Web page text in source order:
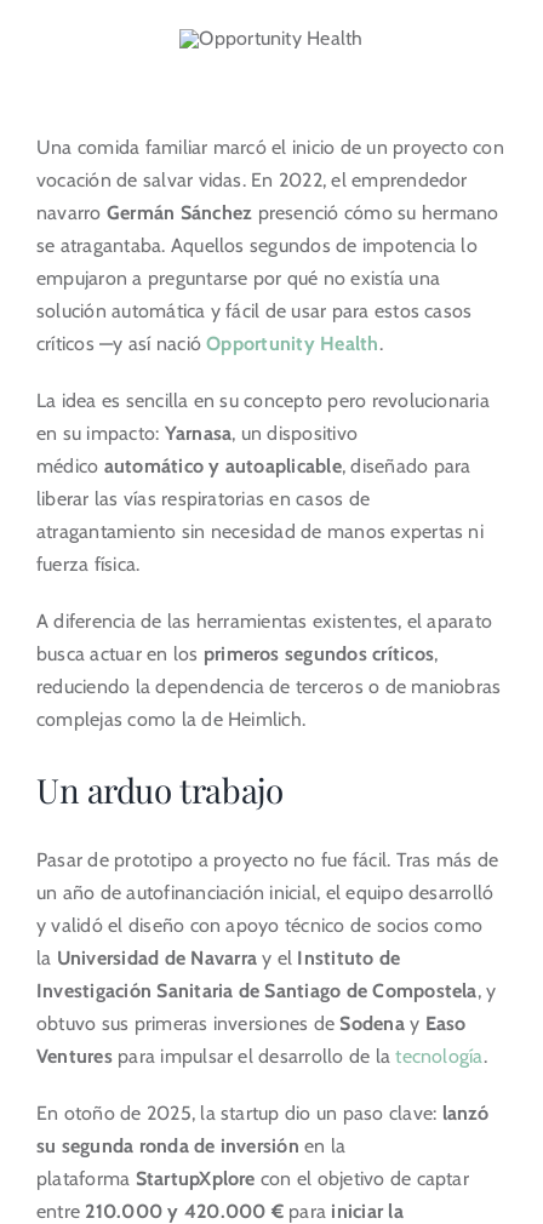
Portal del Inversor
Una comida familiar marcó el inicio de un proyecto con
vocación de salvar vidas. En 2022, el emprendedor
navarro Germán Sánchez presenció cómo su hermano
se atragantaba. Aquellos segundos de impotencia lo
empujaron a preguntarse por qué no existía una
solución automática y fácil de usar para estos casos
críticos —y así nacióOpportunity Health.
La idea es sencilla en su concepto pero revolucionaria
en su impacto: Yarnasa, un dispositivo
médico automático y autoaplicable, diseñado para
liberar las vías respiratorias en casos de
atragantamiento sin necesidad de manos expertas ni
fuerza física.
A diferencia de las herramientas existentes, el aparato
busca actuar en los primeros segundos críticos,
reduciendo la dependencia de terceros o de maniobras
complejas como la de Heimlich.
Un arduo trabajo
Pasar de prototipo a proyecto no fue fácil. Tras más de
un año de autofinanciación inicial, el equipo desarrolló
y validó el diseño con apoyo técnico de socios como
la Universidad de Navarray el Instituto de
Investigación Sanitaria de Santiago de Compostela, y
obtuvo sus primeras inversiones deSodenay Easo
Venturespara impulsar el desarrollo de latecnología.
En otoño de 2025, la startup dio un paso clave: lanzó
su segunda ronda de inversión en la
plataforma StartupXplore con el objetivo de captar
entre 210.000 y 420.000 €para iniciar la